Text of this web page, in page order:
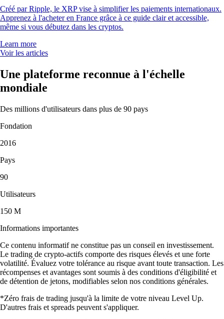
Créé par Ripple, le XRP vise à simplifier les paiements internationaux.
Apprenez à l'acheter en France grâce à ce guide clair et accessible,
même si vous débutez dans les cryptos.
Learn more
Voir les articles
Une plateforme reconnue à l'échelle
mondiale
Des millions d'utilisateurs dans plus de 90 pays
Fondation
2016
Pays
90
Utilisateurs
150 M
Informations importantes
Ce contenu informatif ne constitue pas un conseil en investissement.
Le trading de crypto-actifs comporte des risques élevés et une forte
volatilité. Évaluez votre tolérance au risque avant toute transaction. Les
récompenses et avantages sont soumis à des conditions d'éligibilité et
de détention de jetons, modifiables selon nos conditions générales.
*Zéro frais de trading jusqu'à la limite de votre niveau Level Up.
D'autres frais et spreads peuvent s'appliquer.